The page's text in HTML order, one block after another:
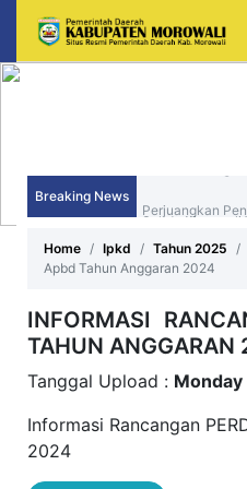
Breaking News
Sekda Morowali
HUT ke-15
Home Ipkd Tahun 2025
Apbd Tahun Anggaran 2024
INFORMASI
TAHUN ANGGARAN
Tanggal Upload :
Informasi Rancangan
2024